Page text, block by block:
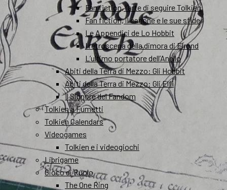
Fan fiction, l’arte di seguire Tolkien
Fan fiction, il canone e le sue sfide
Le Appendici de Lo Hobbit
I retroscena della dimora di Elrond
L’ultimo portatore dell’Anello
Abiti della Terra di Mezzo: Gli Hobbit
Abiti della Terra di Mezzo: Gli Elfi
Il Signore del Fandom
Tolkien a Fumetti
Tolkien Calendars
Videogames
Tolkien e i videogiochi
Librigame
Gioco di Ruolo
The One Ring